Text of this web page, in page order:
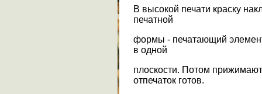
В высокой печати краску
печатной
формы - печатающий
в одной
плоскости. Потом
отпечаток готов.